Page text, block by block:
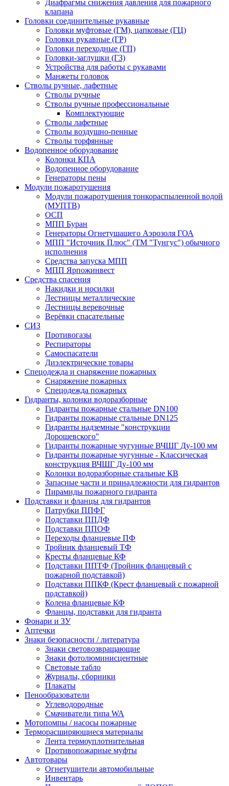
Диафрагмы снижения давления для пожарного
клапана
Головки соединительные рукавные
Головки муфтовые (ГМ), цапковые (ГЦ)
Головки рукавные (ГР)
Головки переходные (ГП)
Головки-заглушки (ГЗ)
Устройства для работы с рукавами
Манжеты головок
Стволы ручные, лафетные
Стволы ручные
Стволы ручные профессиональные
Комплектующие
Стволы лафетные
Стволы воздушно-пенные
Стволы торфянные
Водопенное оборудование
Колонки КПА
Водопенное оборудование
Генераторы пены
Модули пожаротушения
Модули пожаротушения тонкораспыленной водой
(МУПТВ)
ОСП
МПП Буран
Генераторы Огнетушащего Аэрозоля ГОА
МПП "Источник Плюс" (ТМ "Тунгус") обычного
исполнения
Средства запуска МПП
МПП Ярпожинвест
Средства спасения
Накидки и носилки
Лестницы металлические
Лестницы веревочные
Верёвки спасательные
СИЗ
Противогазы
Респираторы
Самоспасатели
Диэлектрические товары
Спецодежда и снаряжение пожарных
Снаряжение пожарных
Спецодежда пожарных
Гидранты, колонки водоразборные
Гидранты пожарные стальные DN100
Гидранты пожарные стальные DN125
Гидранты надземные "конструкции
Дорошевского"
Гидранты пожарные чугунные ВЧШГ Ду-100 мм
Гидранты пожарные чугунные - Классическая
конструкция ВЧШГ Ду-100 мм
Колонки водоразборные стальные КВ
Запасные части и принадлежности для гидрантов
Пирамиды пожарного гидранта
Подставки и фланцы для гидрантов
Патрубки ППФГ
Подставки ППДФ
Подставки ППОФ
Переходы фланцевые ПФ
Тройник фланцевый ТФ
Кресты фланцевые КФ
Подставки ППТФ (Тройник фланцевый с
пожарной подставкой)
Подставки ППКФ (Крест фланцевый с пожарной
подставкой)
Колена фланцевые КФ
Фланцы, подставки для гидранта
Фонари и ЗУ
Аптечки
Знаки безопасности / литература
Знаки световозвращающие
Знаки фотолюминисцентные
Световые табло
Журналы, сборники
Плакаты
Пенообразователи
Углеводородные
Смачиватели типа WA
Мотопомпы / насосы пожарные
Терморасширяющиеся материалы
Лента термоуплотнительная
Противопожарные муфты
Автотовары
Огнетушители автомобильные
Инвентарь